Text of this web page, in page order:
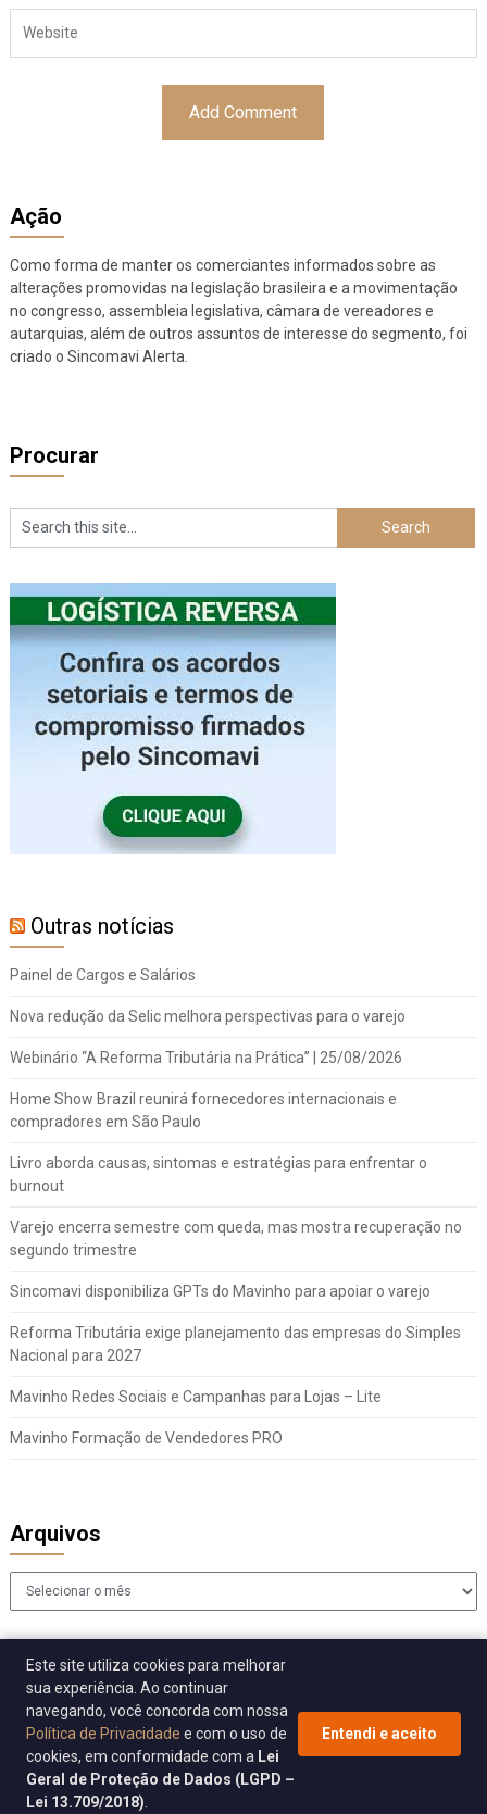
Ação
Como forma de manter os comerciantes informados sobre as
alterações promovidas na legislação brasileira e a movimentação
no congresso, assembleia legislativa, câmara de vereadores e
autarquias, além de outros assuntos de interesse do segmento, foi
criado o Sincomavi Alerta.
Procurar
Outras notícias
Painel de Cargos e Salários
Nova redução da Selic melhora perspectivas para o varejo
Webinário “A Reforma Tributária na Prática” | 25/08/2026
Home Show Brazil reunirá fornecedores internacionais e
compradores em São Paulo
Livro aborda causas, sintomas e estratégias para enfrentar o
burnout
Varejo encerra semestre com queda, mas mostra recuperação no
segundo trimestre
Sincomavi disponibiliza GPTs do Mavinho para apoiar o varejo
Reforma Tributária exige planejamento das empresas do Simples
Nacional para 2027
Mavinho Redes Sociais e Campanhas para Lojas – Lite
Mavinho Formação de Vendedores PRO
Arquivos
Arquivos
© 2026 Sincomavi Alerta| WordPress Theme bySuperb WordPress
Themes
Este site utiliza cookies para melhorar
sua experiência. Ao continuar
navegando, você concorda com nossa
Política de Privacidade e com o uso de
cookies, em conformidade com a Lei
Geral de Proteção de Dados (LGPD –
Lei 13.709/2018)
Entendi e aceito